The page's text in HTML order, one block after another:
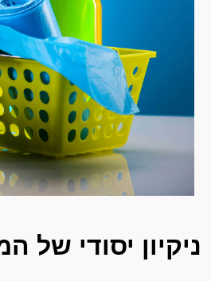
ניקיון יסודי